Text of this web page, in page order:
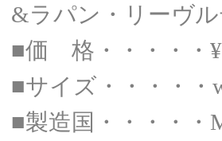
&ラパン・リーヴ
■価 格・・・・・
■サイズ・・・・・
■製造国・・・・・